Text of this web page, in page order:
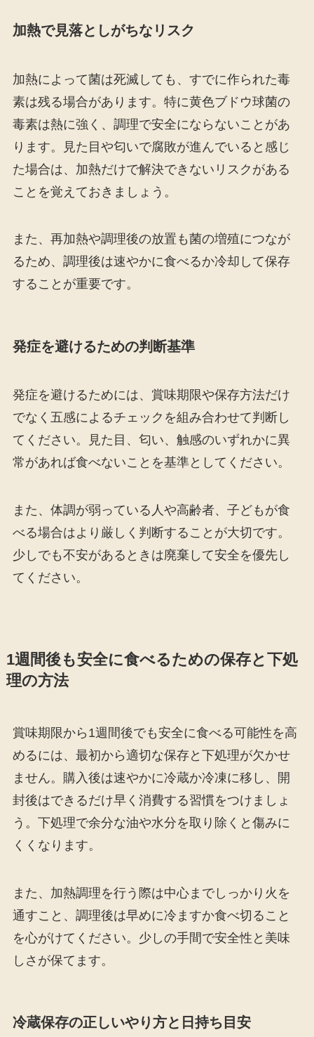
加熱で見落としがちなリスク
加熱によって菌は死滅しても、すでに作られた毒
素は残る場合があります。特に黄色ブドウ球菌の
毒素は熱に強く、調理で安全にならないことがあ
ります。見た目や匂いで腐敗が進んでいると感じ
た場合は、加熱だけで解決できないリスクがある
ことを覚えておきましょう。
また、再加熱や調理後の放置も菌の増殖につなが
るため、調理後は速やかに食べるか冷却して保存
することが重要です。
発症を避けるための判断基準
発症を避けるためには、賞味期限や保存方法だけ
でなく五感によるチェックを組み合わせて判断し
てください。見た目、匂い、触感のいずれかに異
常があれば食べないことを基準としてください。
また、体調が弱っている人や高齢者、子どもが食
べる場合はより厳しく判断することが大切です。
少しでも不安があるときは廃棄して安全を優先し
てください。
1週間後も安全に食べるための保存と下処
理の方法
賞味期限から1週間後でも安全に食べる可能性を高
めるには、最初から適切な保存と下処理が欠かせ
ません。購入後は速やかに冷蔵か冷凍に移し、開
封後はできるだけ早く消費する習慣をつけましょ
う。下処理で余分な油や水分を取り除くと傷みに
くくなります。
また、加熱調理を行う際は中心までしっかり火を
通すこと、調理後は早めに冷ますか食べ切ること
を心がけてください。少しの手間で安全性と美味
しさが保てます。
冷蔵保存の正しいやり方と日持ち目安